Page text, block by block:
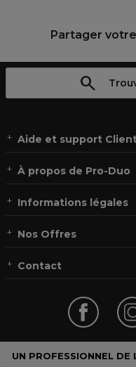
Partager
Aide et support
À propos de Pro-Duo
Informations légales
Nos Offres
Contact
UN PROFESSIONNEL